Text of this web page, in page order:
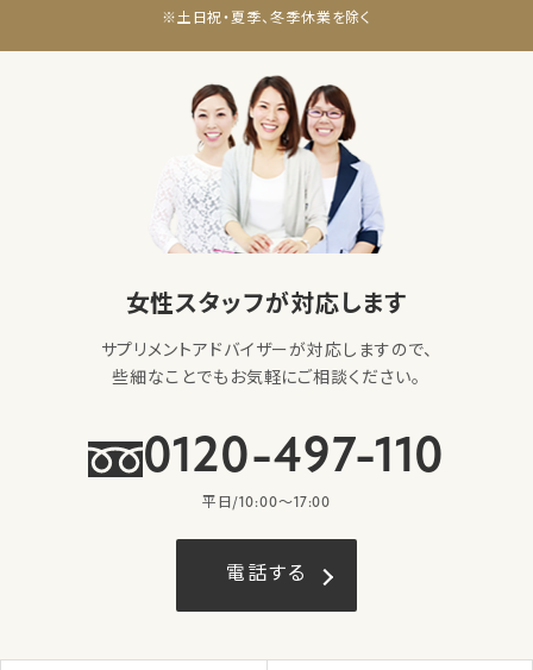
※土日祝・夏季、冬季休業を除く
女性スタッフが対応します
サプリメントアドバイザーが対応しますので、
些細なことでもお気軽にご相談ください。
0120-497-110
平日/10:00〜17:00
電話する